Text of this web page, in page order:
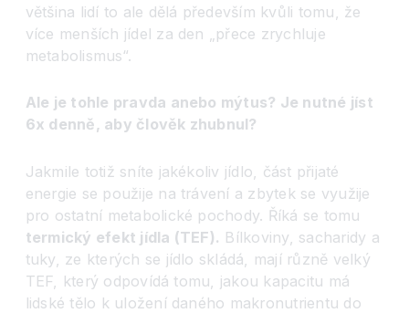
většina lidí to ale dělá především kvůli tomu, že
více menších jídel za den „přece zrychluje
metabolismus“.
Ale je tohle pravda anebo mýtus? Je nutné jíst
6x denně, aby člověk zhubnul?
Jakmile totiž sníte jakékoliv jídlo, část přijaté
energie se použije na trávení a zbytek se využije
pro ostatní metabolické pochody. Říká se tomu
termický efekt jídla (TEF). Bílkoviny, sacharidy a
tuky, ze kterých se jídlo skládá, mají různě velký
TEF, který odpovídá tomu, jakou kapacitu má
lidské tělo k uložení daného makronutrientu do